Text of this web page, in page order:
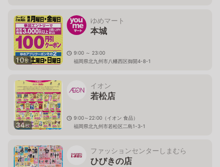
10枚
ゆめマート
本城
9:00 ～ 23:00
福岡県北九州市八幡西区御開4-8-1
34枚
イオン
若松店
9:00～22:00（イオン 食品）
福岡県北九州市若松区二島1-3-1
ファッションセンターしまむら
ひびきの店